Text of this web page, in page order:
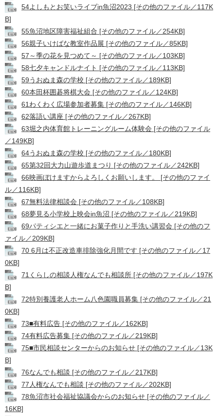
54よしもとお笑いライブin魚沼2023 [その他のファイル／117K
B]
55魚沼地区障害福祉組合 [その他のファイル／254KB]
56親子いけばな教室作品展 [その他のファイル／85KB]
57～季の花を見つめて～ [その他のファイル／103KB]
58七夕キャンドルナイト [その他のファイル／113KB]
59うおぬま森の学校 [その他のファイル／189KB]
60本田杯囲碁将棋大会 [その他のファイル／124KB]
61わくわく広場参加者募集 [その他のファイル／146KB]
62落語い講座 [その他のファイル／267KB]
63堀之内体育館トレーニングルーム体験会 [その他のファイル
／149KB]
64うおぬま森の学校 [その他のファイル／180KB]
65第32回大力山遊歩道まつり [その他のファイル／242KB]
66映画ぼけますからよろしくお願いします。 [その他のファイ
ル／116KB]
67無料法律相談会 [その他のファイル／108KB]
68夢見る小学校上映会in魚沼 [その他のファイル／219KB]
69パティシエと一緒にお菓子作りと手洗い講習会 [その他のフ
ァイル／209KB]
70 6月は不正改造車排除強化月間です [その他のファイル／17
0KB]
71くらしの相談人権なんでも相談所 [その他のファイル／197K
B]
72特別養護老人ホーム八色園職員募集 [その他のファイル／21
0KB]
73■有料広告 [その他のファイル／162KB]
74有料広告募集 [その他のファイル／219KB]
75■市民相談センターからのお知らせ [その他のファイル／13K
B]
76なんでも相談 [その他のファイル／217KB]
77人権なんでも相談 [その他のファイル／202KB]
78魚沼市社会福祉協議会からのお知らせ [その他のファイル／
16KB]